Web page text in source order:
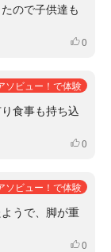
ので子供達も
いいね
0
ソビュー！で体験
食事も持ち込
いいね
0
ソビュー！で体験
うで、脚が重
いいね
0